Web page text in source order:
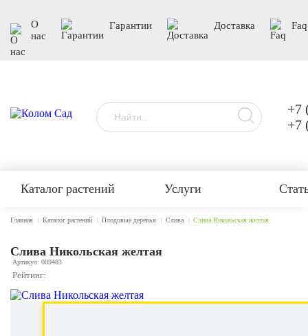
О
нас
Гарантии Доставка Faq
+7
+7
Каталог растений Услуги
Главная Каталог растений Плодовые деревья Слива Слива Никольская желтая
Слива Никольская желтая
Артикул: 009483
Рейтинг: